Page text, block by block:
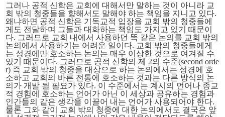
그러나 공적 신학은 교회에 대해서만 말하는 것이 아니라 교
회 밖의 청중들을 향해서도 말해야 하는 책임을 지니고 있다.
왜냐하면 공적 신학은 기독교적 입장을 교회 밖의 청중들에
게도 전달하며 그들과 대화하는 책임도 가지고 있기 때문이
다. 그러므로 교회 내에서 사용하던 똑 같은 논의를 교회 밖의
논의에서 사용하기는 어려운 일이다. 교회 밖의 청중들에게
는 성경에만 호소하는 논의는 매우 이상한 것으로 여겨질 수
있기 때문이다. 그러므로 공적 신학의 제 2의 수준(second orde
r) 즉 교회 밖의 청중을 대상으로 하는 논의에서는 성경에 호
소하고 교회의 바른 전통에 호소하는 것과는 다른 방식의 논
의가 개발 될 필요가 있다. 이 수준에서는 계시의 언어나 종교
적 경험에 호소하는 언어가 아닌 이 세상과 공유하는 경험과
인간들의 같은 생각을 이끌어 내는 언어가 사용되어야 한다.
물론 그와 같이 교회 밖의 청중에 대한 논의에서도 결국은 앞